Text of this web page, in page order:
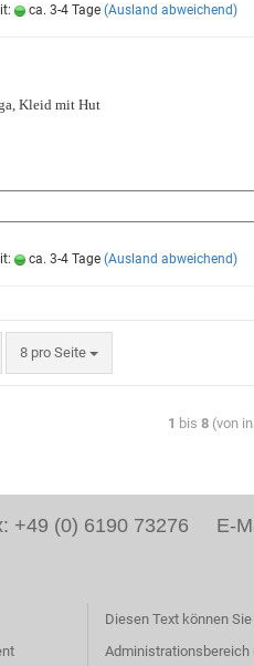
ca. 3-4 Tage (Ausland abweichend)
Kleid mit Hut
ca. 3-4 Tage (Ausland abweichend)
8 pro Seite
1 bis 8(von
(0) 6190 73276 E-
Diesen Text können
Administrationsbereich